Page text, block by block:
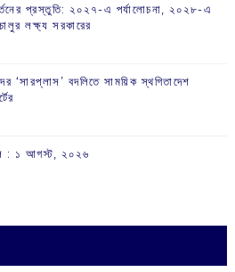
প্রস্তুতি: ২০২৭-এ পর্যালোচনা, ২০২৮-এ
লক্ষ্য সরকারের
‘সারপ্লাস’ বদলিতে সাময়িক স্থগিতাদেশ
:‌ ‌‌১ আগস্ট, ২০২৬